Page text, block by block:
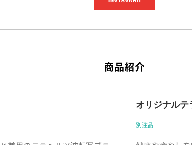
商品紹介
オリジナルテ
別注品